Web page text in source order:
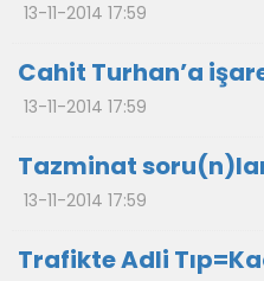
13-11-2014 17:59
Cahit Turhan’a
13-11-2014 17:59
Tazminat
13-11-2014 17:59
Trafikte Adli